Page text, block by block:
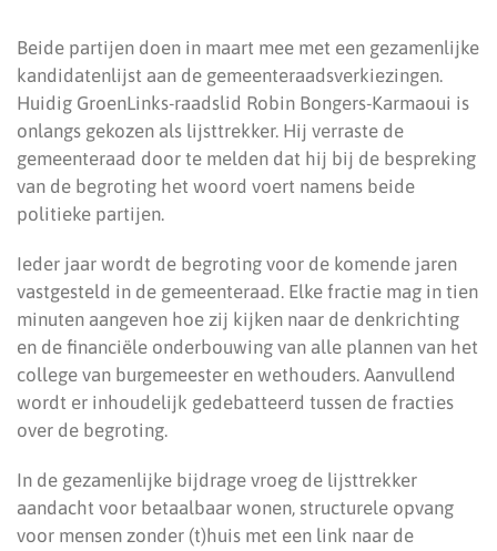
Beide partijen doen in maart mee met een gezamenlijke
kandidatenlijst aan de gemeenteraadsverkiezingen.
Huidig GroenLinks-raadslid Robin Bongers-Karmaoui is
onlangs gekozen als lijsttrekker. Hij verraste de
gemeenteraad door te melden dat hij bij de bespreking
van de begroting het woord voert namens beide
politieke partijen.
Ieder jaar wordt de begroting voor de komende jaren
vastgesteld in de gemeenteraad. Elke fractie mag in tien
minuten aangeven hoe zij kijken naar de denkrichting
en de financiële onderbouwing van alle plannen van het
college van burgemeester en wethouders. Aanvullend
wordt er inhoudelijk gedebatteerd tussen de fracties
over de begroting.
In de gezamenlijke bijdrage vroeg de lijsttrekker
aandacht voor betaalbaar wonen, structurele opvang
voor mensen zonder (t)huis met een link naar de